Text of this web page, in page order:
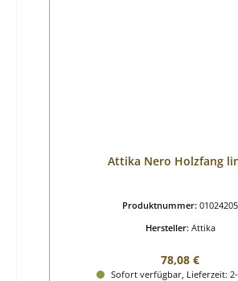
Attika Nero Holzfang
Produktnummer: 01024205
Hersteller: Attika
Regulärer Preis:
78,08 €
Sofort verfügbar, Lieferzeit: 2-